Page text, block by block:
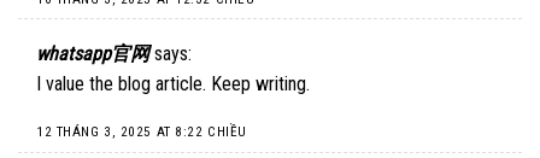
whatsapp官网 says:
I value the blog article. Keep writing.
12 THÁNG 3, 2025 AT 8:22 CHIỀU